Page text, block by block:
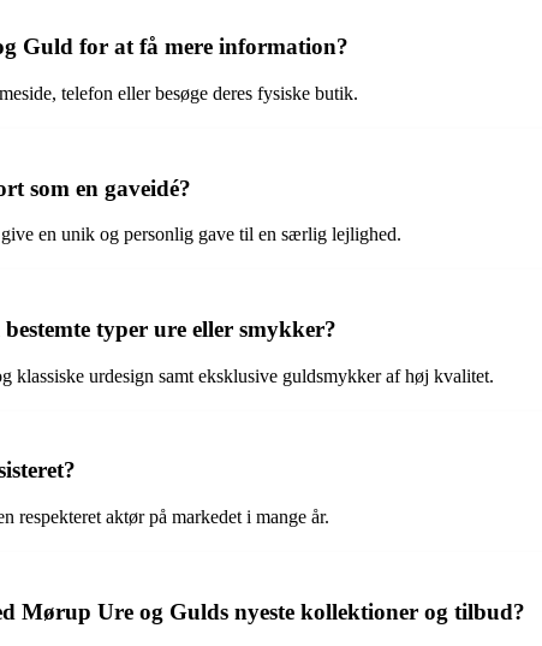
Guld for at få mere information?
telefon eller besøge deres fysiske butik.
som en gaveidé?
en unik og personlig gave til en særlig lejlighed.
typer ure eller smykker?
klassiske urdesign samt eksklusive guldsmykker af høj kvalitet.
aktør på markedet i mange år.
Mørup Ure og Gulds nyeste kollektioner og tilbud?